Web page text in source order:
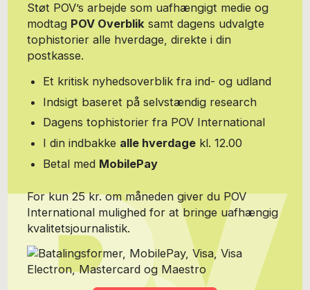
donere til Andreas skriblerier, er nummeret til Mobilepay +45 4231
5526 Email: mail@andreadragsdahl.dk
Støt POV’s arbejde som uafhængigt medie og
modtag POV Overbliksamt dagens udvalgte
tophistorier alle hverdage, direkte i din
postkasse.
Et kritisk nyhedsoverblik fra ind- og udland
Indsigt baseret på selvstændig research
Dagens tophistorier fra POV International
I din indbakke alle hverdage kl. 12.00
Betal med MobilePay
For kun 25 kr. om måneden giver du POV
International mulighed for at bringe uafhængig
kvalitetsjournalistik.